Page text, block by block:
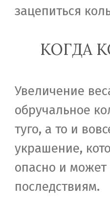
зацепиться
КОГДА
Увеличение
обручальное
туго, а то и
украшение,
опасно и
последствиям.